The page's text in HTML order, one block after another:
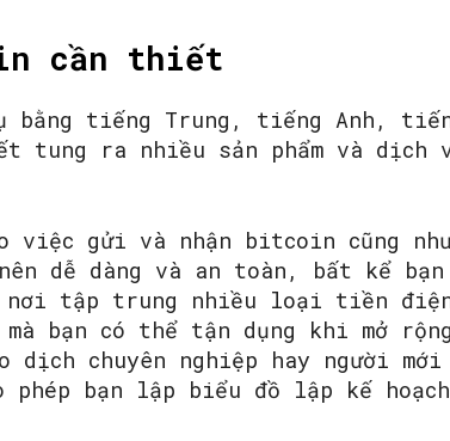
cần thiết
bằng tiếng Trung, tiếng Anh,
tung ra nhiều sản phẩm và dịch
việc gửi và nhận bitcoin cũng
dễ dàng và an toàn, bất kể
tập trung nhiều loại tiền điện
bạn có thể tận dụng khi mở
dịch chuyên nghiệp hay người
phép bạn lập biểu đồ lập kế